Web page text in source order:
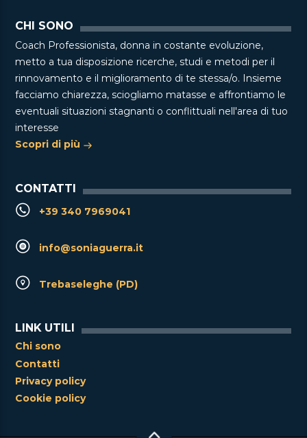
CHI SONO
Coach Professionista, donna in costante evoluzione,
metto a tua disposizione ricerche, studi e metodi per il
rinnovamento e il miglioramento di te stessa/o. Insieme
facciamo chiarezza, sciogliamo matasse e affrontiamo le
eventuali situazioni stagnanti o conflittuali nell'area di tuo
interesse
Scopri di più
CONTATTI
+39 340 7969041
info@soniaguerra.it
Trebaseleghe (PD)
LINK UTILI
Chi sono
Contatti
Privacy policy
Cookie policy